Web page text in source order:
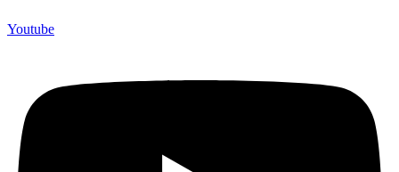
Youtube